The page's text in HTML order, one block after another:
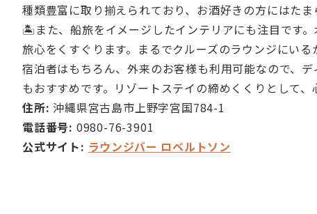
種類豊富に取り揃えられており、お酒好きの方にはたま
🏝️また、船旅をイメージしたインテリアにも注目です
旅心をくすぐります。まるでクルーズのラウンジにい
宿泊者はもちろん、外来のお客様も利用可能なので、
もおすすめです。リゾートステイの締めくくりとして
住所: 沖縄県宮古島市上野字宮国784-1
電話番号: 0980-76-3901
公式サイト: ラウンジバー ロベルトソン